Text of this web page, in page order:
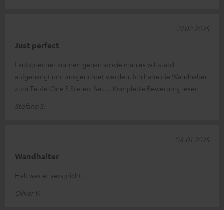
Just perfect
Lautsprecher können genau so wie man es will stabil
aufgehängt und ausgerichtet werden. Ich habe die Wandhalter
zum Teufel One S Stereo-Set
Komplette Bewertung lesen
Stefano S.
27.02.2025
Wandhalter
Hält was er verspricht.
Oliver V.
08.01.2025